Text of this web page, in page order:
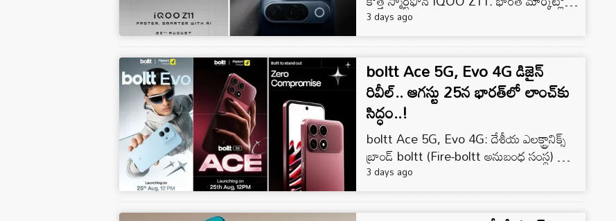
ఆగస్టు 20, 2026న అధికారికంగా లాంచ్
3 days ago
boltt Ace 5G, Evo 4G డిజైన్
రివీల్.. ఆగస్టు 25న భారత్‌లో లాంచ్‌కు
సిద్ధం..!
boltt Ace 5G, Evo 4G: దేశీయ ఎలక్ట్రానిక్స్
బ్రాండ్ boltt (Fire-boltt అనుబంధ సంస్థ) నుండి
కొత్త స్మార్ట్‌ఫోన్‌లు Ace 5G, Evo 4G డిజైన్‌ను
3 days ago